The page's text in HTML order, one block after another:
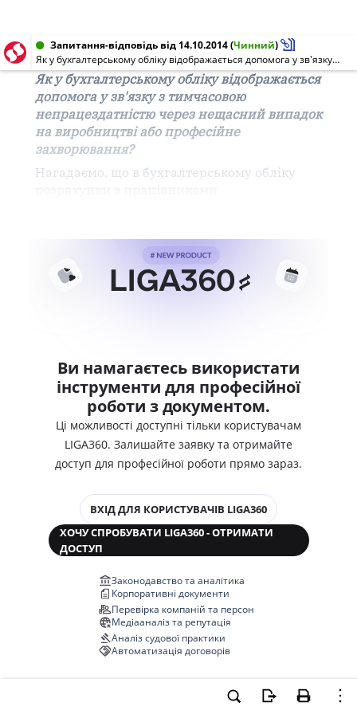
Запитання-відповідь від 14.10.2014(Чинний)
Як у бухгалтерському обліку відображається допомога у зв'язку з тимчасовою непрацездатністю через нещасний випадок на виробництві або професійне захворювання?
Як у бухгалтерському обліку відображається
допомога у зв'язку з тимчасовою
непрацездатністю через нещасний випадок
на виробництві або професійне
захворювання?
Нагадаємо, що в бухгалтерському обліку
Ви намагаєтесь використати
інструменти для професійної
роботи з документом.
Ці можливості доступні тільки користувачам
LIGA360. Залишайте заявку та отримайте
доступ для професійної роботи прямо зараз.
ВХІД ДЛЯ КОРИСТУВАЧІВ LIGA360
ХОЧУ СПРОБУВАТИ LIGA360 - ОТРИМАТИ
ДОСТУП
Законодавство та аналітика
Корпоративні документи
Перевірка компаній та персон
Медіааналіз та репутація
Аналіз судової практики
Автоматизація договорів
НОВА LIGA360 ЗМІНЮЄ ВСЕ!